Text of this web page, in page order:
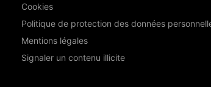
Cookies
Politique de protection des données
Mentions légales
Signaler un contenu illicite